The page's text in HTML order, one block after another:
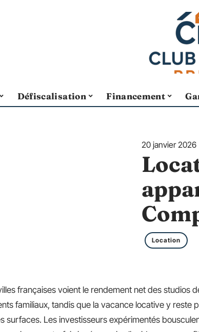
Défiscalisation Financement
20 janvier 2026
Location
françaises voient le rendement net des studios
familiaux, tandis que la vacance locative y reste
surfaces. Les investisseurs expérimentés